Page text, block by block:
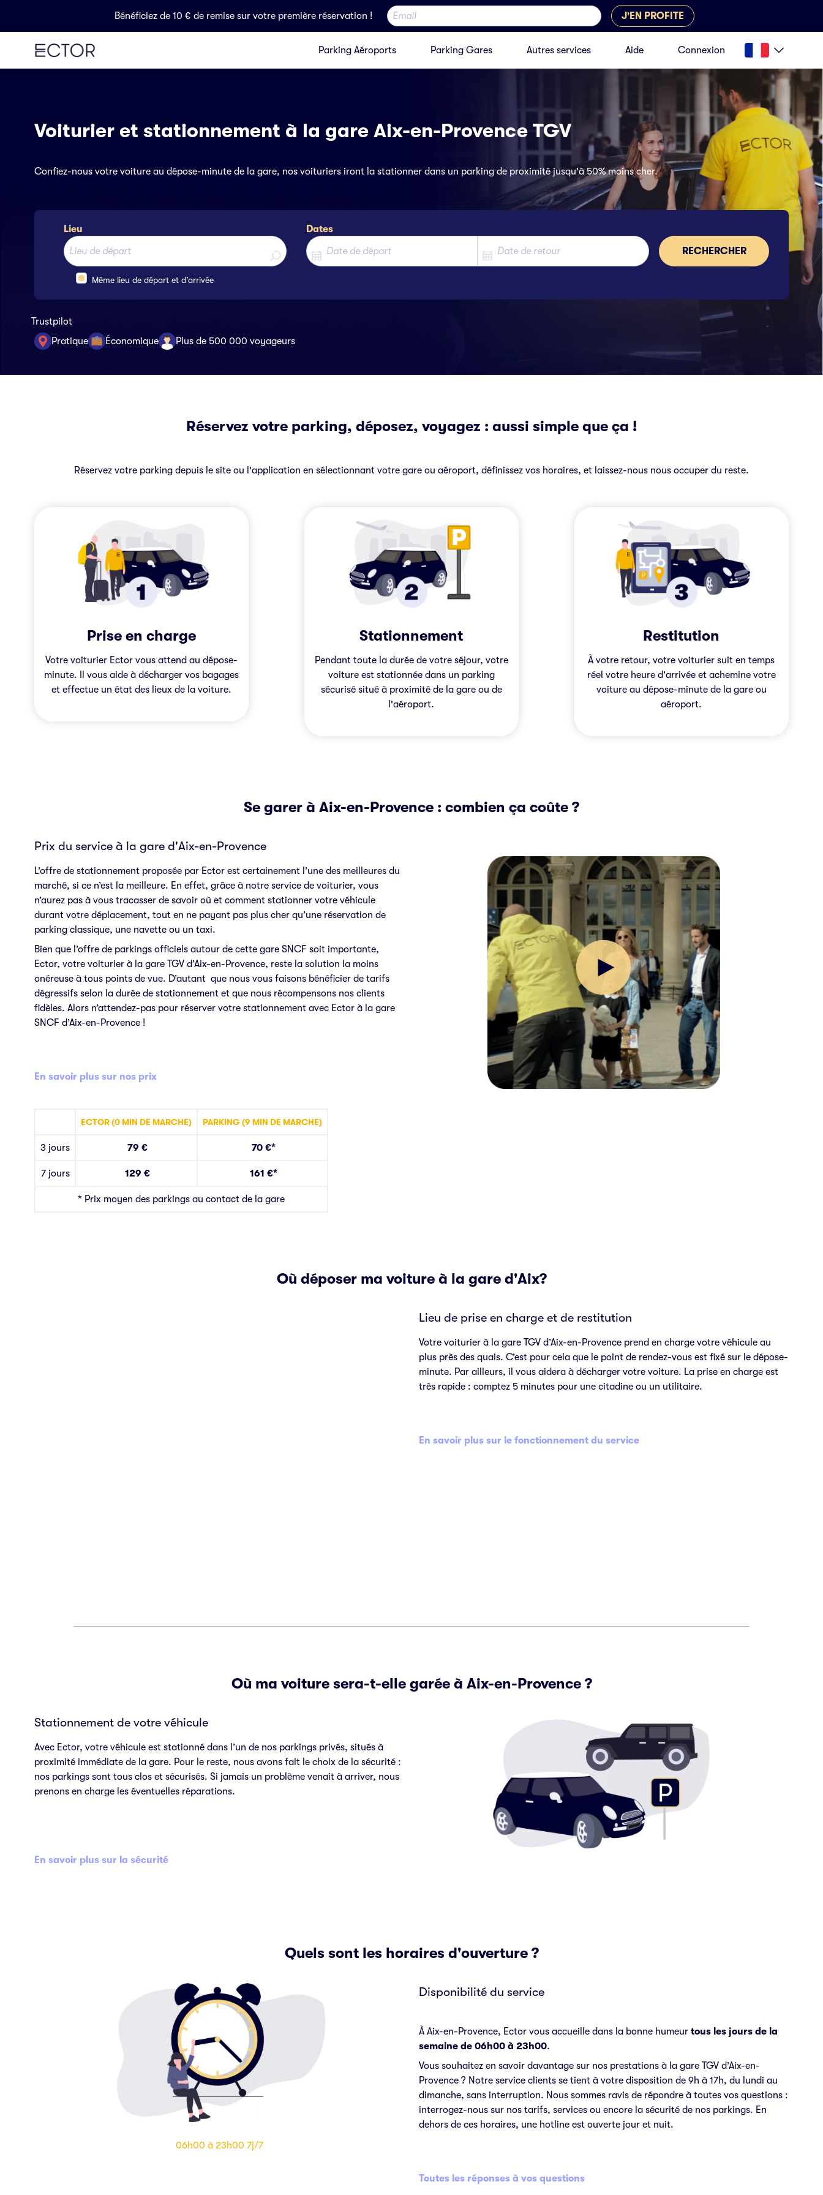
Bénéficiez de 10 € de remise sur votre première réservation ! J'EN PROFITE
Parking Aéroports Parking Gares Autres services Aide Connexion
Voiturier et stationnement à la gare Aix-en-Provence TGV
Confiez-nous votre voiture au dépose-minute de la gare, nos voituriers iront la stationner dans un parking de proximité jusqu'à 50% moins cher.
Lieu
Même lieu de départ et d’arrivée
Dates
RECHERCHER
Trustpilot
Pratique
Économique Plus de 500 000 voyageurs
Réservez votre parking, déposez, voyagez : aussi simple que ça !
Réservez votre parking depuis le site ou l'application en sélectionnant votre gare ou aéroport, définissez vos horaires, et laissez-nous nous occuper du reste.
Prise en charge
Votre voiturier Ector vous attend au dépose-
minute. Il vous aide à décharger vos bagages
et effectue un état des lieux de la voiture.
Stationnement
Pendant toute la durée de votre séjour, votre
voiture est stationnée dans un parking
sécurisé situé à proximité de la gare ou de
l'aéroport.
Restitution
À votre retour, votre voiturier suit en temps
réel votre heure d'arrivée et achemine votre
voiture au dépose-minute de la gare ou
aéroport.
Se garer à Aix-en-Provence : combien ça coûte ?
Prix du service à la gare d'Aix-en-Provence
L’offre de stationnement proposée par Ector est certainement l’une des meilleures du
marché, si ce n’est la meilleure. En effet, grâce à notre service de voiturier, vous
n’aurez pas à vous tracasser de savoir où et comment stationner votre véhicule
durant votre déplacement, tout en ne payant pas plus cher qu’une réservation de
parking classique, une navette ou un taxi.
Bien que l’offre de parkings officiels autour de cette gare SNCF soit importante,
Ector, votre voiturier à la gare TGV d’Aix-en-Provence, reste la solution la moins
onéreuse à tous points de vue. D’autant que nous vous faisons bénéficier de tarifs
dégressifs selon la durée de stationnement et que nous récompensons nos clients
fidèles. Alors n’attendez-pas pour réserver votre stationnement avec Ector à la gare
SNCF d’Aix-en-Provence !
En savoir plus sur nos prix
ECTOR (0 MIN DE MARCHE) PARKING (9 MIN DE MARCHE)
3 jours 79 € 70 €*
7 jours 129 € 161 €*
* Prix moyen des parkings au contact de la gare
Où déposer ma voiture à la gare d'Aix?
Lieu de prise en charge et de restitution
Votre voiturier à la gare TGV d’Aix-en-Provence prend en charge votre véhicule au
plus près des quais. C’est pour cela que le point de rendez-vous est fixé sur le dépose-
minute. Par ailleurs, il vous aidera à décharger votre voiture. La prise en charge est
très rapide : comptez 5 minutes pour une citadine ou un utilitaire.
En savoir plus sur le fonctionnement du service
Où ma voiture sera-t-elle garée à Aix-en-Provence ?
Stationnement de votre véhicule
Avec Ector, votre véhicule est stationné dans l’un de nos parkings privés, situés à
proximité immédiate de la gare. Pour le reste, nous avons fait le choix de la sécurité :
nos parkings sont tous clos et sécurisés. Si jamais un problème venait à arriver, nous
prenons en charge les éventuelles réparations.
En savoir plus sur la sécurité
Quels sont les horaires d'ouverture ?
06h00 à 23h00 7j/7
Disponibilité du service
À Aix-en-Provence, Ector vous accueille dans la bonne humeur tous les jours de la
semaine de 06h00 à 23h00.
Vous souhaitez en savoir davantage sur nos prestations à la gare TGV d’Aix-en-
Provence ? Notre service clients se tient à votre disposition de 9h à 17h, du lundi au
dimanche, sans interruption. Nous sommes ravis de répondre à toutes vos questions :
interrogez-nous sur nos tarifs, services ou encore la sécurité de nos parkings. En
dehors de ces horaires, une hotline est ouverte jour et nuit.
Toutes les réponses à vos questions